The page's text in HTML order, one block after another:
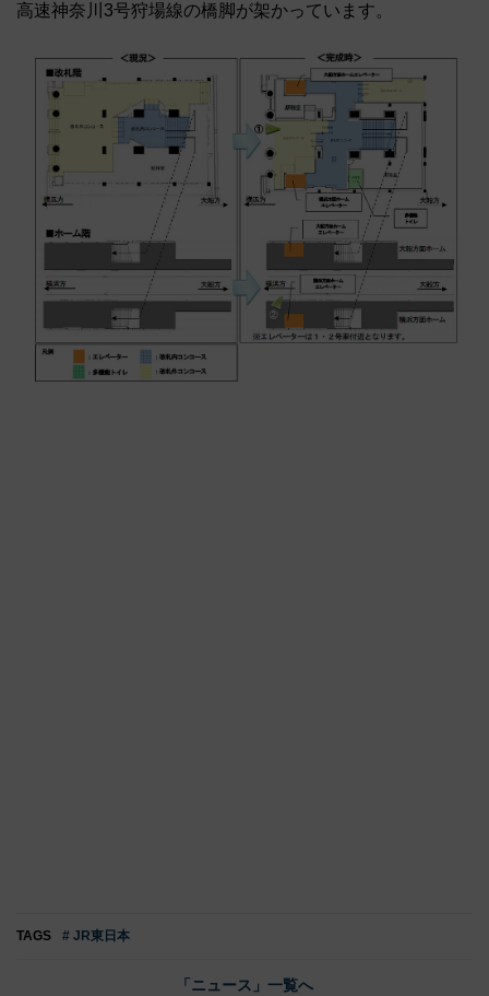
高速神奈川3号狩場線の橋脚が架かっています。
TAGS # JR東日本
「ニュース」一覧へ